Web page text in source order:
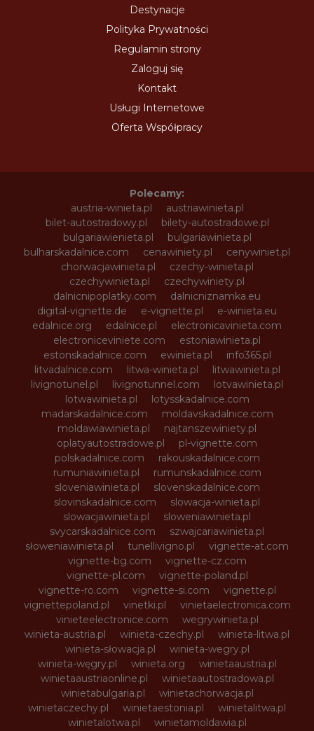
Destynacje
Polityka Prywatności
Regulamin strony
Zaloguj się
Kontakt
Usługi Internetowe
Oferta Współpracy
Polecamy:
austria-winieta.pl
austriawinieta.pl
bilet-autostradowy.pl
bilety-autostradowe.pl
bulgariawienieta.pl
bulgariawinieta.pl
bulharskadalnice.com
cenawiniety.pl
cenywiniet.pl
chorwacjawinieta.pl
czechy-winieta.pl
czechywinieta.pl
czechywiniety.pl
dalnicnipoplatky.com
dalnicniznamka.eu
digital-vignette.de
e-vignette.pl
e-winieta.eu
edalnice.org
edalnice.pl
electronicavinieta.com
electroniceviniete.com
estoniawinieta.pl
estonskadalnice.com
ewinieta.pl
info365.pl
litvadalnice.com
litwa-winieta.pl
litwawinieta.pl
livignotunel.pl
livignotunnel.com
lotvawinieta.pl
lotwawinieta.pl
lotysskadalnice.com
madarskadalnice.com
moldavskadalnice.com
moldawiawinieta.pl
najtanszewiniety.pl
oplatyautostradowe.pl
pl-vignette.com
polskadalnice.com
rakouskadalnice.com
rumuniawinieta.pl
rumunskadalnice.com
sloveniawinieta.pl
slovenskadalnice.com
slovinskadalnice.com
slowacja-winieta.pl
slowacjawinieta.pl
sloweniawinieta.pl
svycarskadalnice.com
szwajcariawinieta.pl
słoweniawinieta.pl
tunellivigno.pl
vignette-at.com
vignette-bg.com
vignette-cz.com
vignette-pl.com
vignette-poland.pl
vignette-ro.com
vignette-si.com
vignette.pl
vignettepoland.pl
vinetki.pl
vinietaelectronica.com
vinieteelectronice.com
wegrywinieta.pl
winieta-austria.pl
winieta-czechy.pl
winieta-litwa.pl
winieta-słowacja.pl
winieta-wegry.pl
winieta-węgry.pl
winieta.org
winietaaustria.pl
winietaaustriaonline.pl
winietaautostradowa.pl
winietabulgaria.pl
winietachorwacja.pl
winietaczechy.pl
winietaestonia.pl
winietalitwa.pl
winietalotwa.pl
winietamoldawia.pl